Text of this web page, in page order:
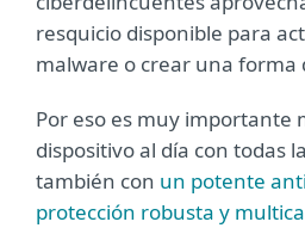
resquicio disponible para
malware o crear una forma
Por eso es muy importante
dispositivo al día con todas
también con un potente
protección robusta y